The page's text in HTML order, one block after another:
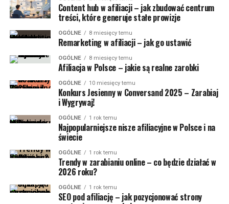
Content hub w afiliacji – jak zbudować centrum
treści, które generuje stałe prowizje
OGÓLNE 8 miesięcy temu
Remarketing w afiliacji – jak go ustawić
OGÓLNE 8 miesięcy temu
Afiliacja w Polsce – jakie są realne zarobki
OGÓLNE 10 miesięcy temu
Konkurs Jesienny w Conversand 2025 – Zarabiaj
i Wygrywaj!
OGÓLNE 1 rok temu
Najpopularniejsze nisze afiliacyjne w Polsce i na
świecie
OGÓLNE 1 rok temu
Trendy w zarabianiu online – co będzie działać w
2026 roku?
OGÓLNE 1 rok temu
SEO pod afiliację – jak pozycjonować strony